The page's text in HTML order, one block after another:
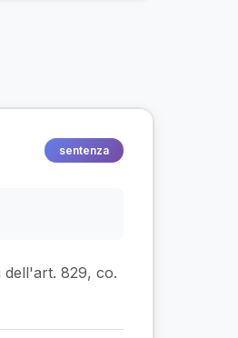
sentenza
dell'art. 829, co.